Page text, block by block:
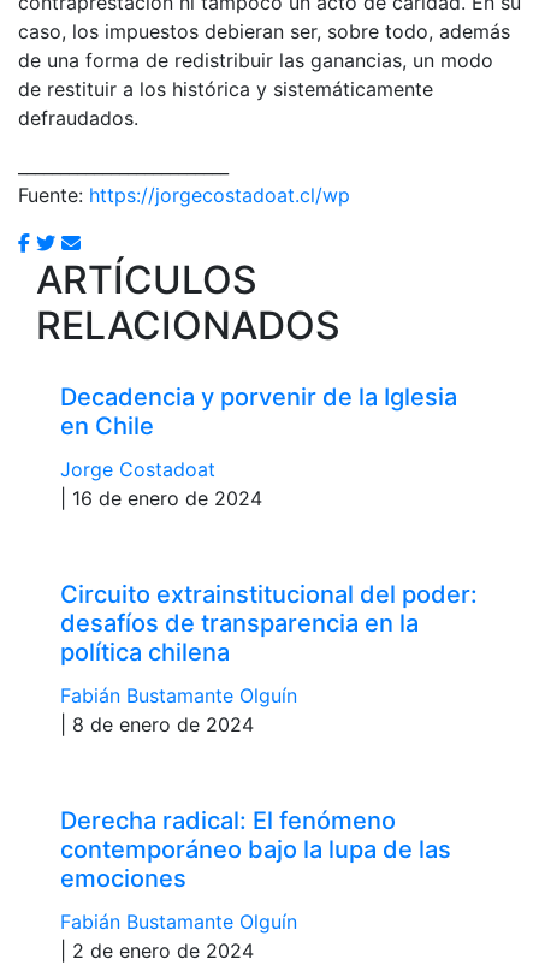
caso, los impuestos debieran ser, sobre todo, además
de una forma de redistribuir las ganancias, un modo
de restituir a los histórica y sistemáticamente
defraudados.
Fuente: https://jorgecostadoat.cl/wp
ARTÍCULOS
RELACIONADOS
Decadencia y porvenir de la Iglesia
en Chile
Jorge Costadoat
| 16 de enero de 2024
Circuito extrainstitucional del poder:
desafíos de transparencia en la
política chilena
Fabián Bustamante Olguín
| 8 de enero de 2024
Derecha radical: El fenómeno
contemporáneo bajo la lupa de las
emociones
Fabián Bustamante Olguín
| 2 de enero de 2024